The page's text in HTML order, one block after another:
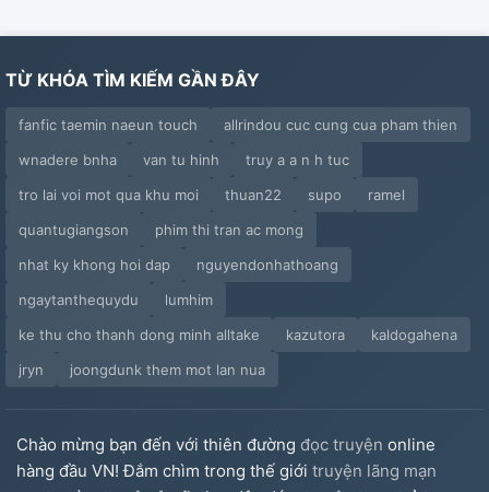
TỪ KHÓA TÌM KIẾM GẦN ĐÂY
fanfic taemin naeun touch
allrindou cuc cung cua pham thien
wnadere bnha
van tu hinh
truy a a n h tuc
tro lai voi mot qua khu moi
thuan22 supo
ramel
quantugiangson
phim thi tran ac mong
nhat ky khong hoi dap
nguyendonhathoang
ngaytanthequydu
lumhim
ke thu cho thanh dong minh alltake
kazutora
kaldogahena
jryn
joongdunk them mot lan nua
Chào mừng bạn đến với thiên đường đọc truyện online
hàng đầu VN! Đắm chìm trong thế giới truyện lãng mạn